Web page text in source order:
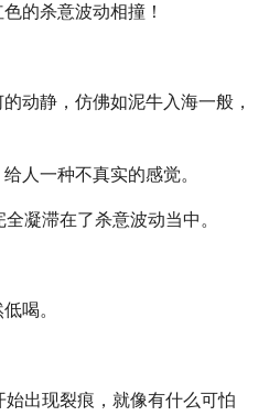
的杀意波动相撞！
动静，仿佛如泥牛入海一般，
人一种不真实的感觉。
凝滞在了杀意波动当中。
喝。
始出现裂痕，就像有什么可怕